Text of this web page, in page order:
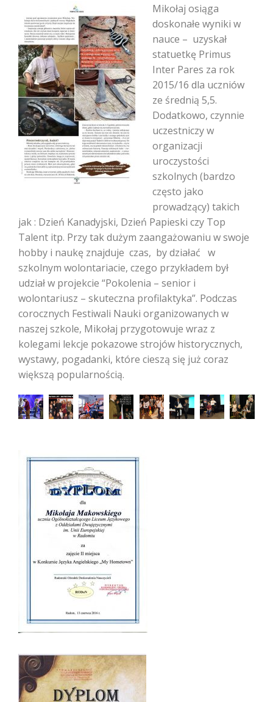
Mikołaj osiąga
doskonałe wyniki w
nauce – uzyskał
statuetkę Primus
Inter Pares za rok
2015/16 dla uczniów
ze średnią 5,5.
Dodatkowo, czynnie
uczestniczy w
organizacji
uroczystości
szkolnych (bardzo
często jako
prowadzący) takich
jak : Dzień Kanadyjski, Dzień Papieski czy Top
Talent itp. Przy tak dużym zaangażowaniu w swoje
hobby i naukę znajduje czas, by działać w
szkolnym wolontariacie, czego przykładem był
udział w projekcie “Pokolenia – senior i
wolontariusz – skuteczna profilaktyka”. Podczas
corocznych Festiwali Nauki organizowanych w
naszej szkole, Mikołaj przygotowuje wraz z
kolegami lekcje pokazowe strojów historycznych,
wystawy, pogadanki, które cieszą się już coraz
większą popularnością.